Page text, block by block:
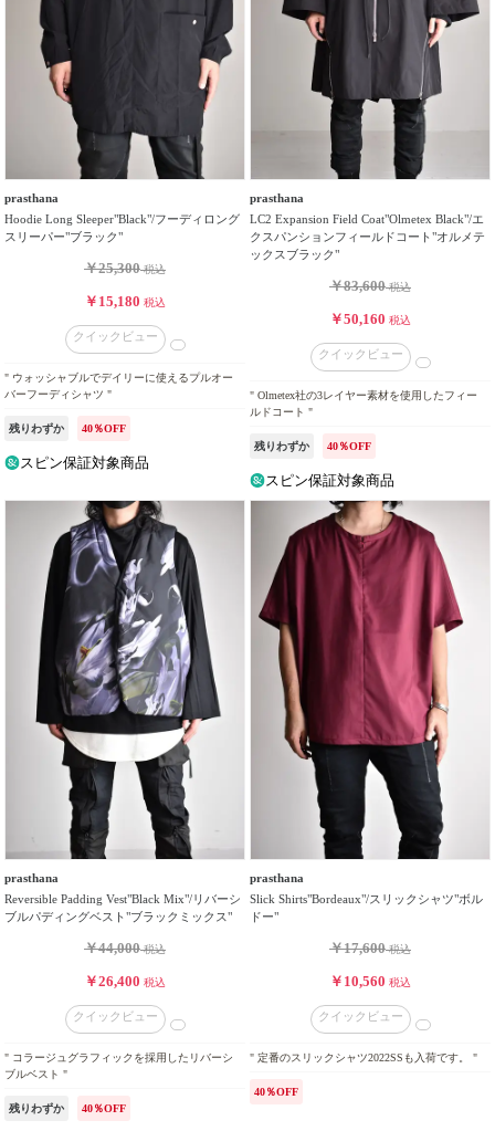
prasthana
Hoodie Long Sleeper"Black"/フーディロング
スリーパー"ブラック"
￥25,300税込
￥15,180 税込
クイックビュー
" ウォッシャブルでデイリーに使えるプルオー
バーフーディシャツ "
残りわずか 40％OFF
スピン保証対象商品
prasthana
LC2 Expansion Field Coat"Olmetex Black"/エ
クスパンションフィールドコート"オルメテ
ックスブラック"
￥83,600税込
￥50,160 税込
クイックビュー
" Olmetex社の3レイヤー素材を使用したフィー
ルドコート "
残りわずか 40％OFF
スピン保証対象商品
prasthana
Reversible Padding Vest"Black Mix"/リバーシ
ブルパディングベスト"ブラックミックス"
￥44,000税込
￥26,400 税込
クイックビュー
" コラージュグラフィックを採用したリバーシ
ブルベスト "
残りわずか 40％OFF
prasthana
Slick Shirts"Bordeaux"/スリックシャツ"ボル
ドー"
￥17,600税込
￥10,560 税込
クイックビュー
" 定番のスリックシャツ2022SSも入荷です。 "
40％OFF